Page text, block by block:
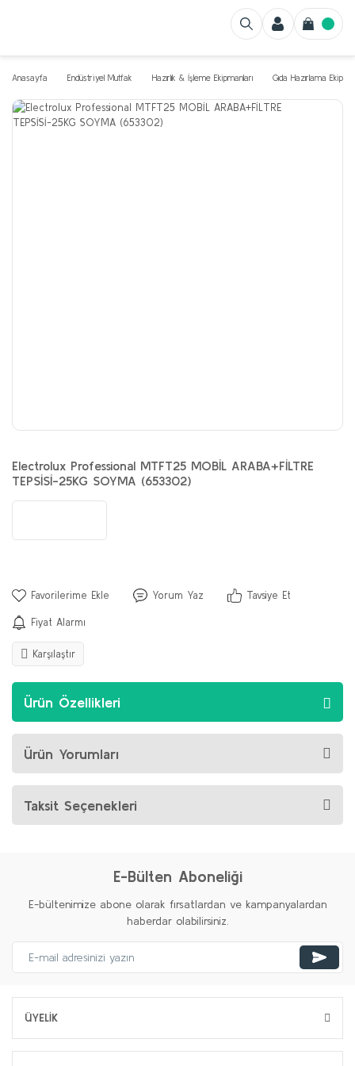
Anasayfa Endüstriyel Mutfak Hazırlık & İşleme Ekipmanları Gıda Hazırlama
Electrolux Professional MTFT25 MOBİL ARABA+FİLTRE
TEPSİSİ-25KG SOYMA (653302)
Yorum Yaz Tavsiye Et
Fiyat Alarmı
Karşılaştır
Ürün Özellikleri
Ürün Yorumları
Taksit Seçenekleri
E-Bülten Aboneliği
E-bültenimize abone olarak fırsatlardan ve kampanyalardan
haberdar olabilirsiniz.
ÜYELİK